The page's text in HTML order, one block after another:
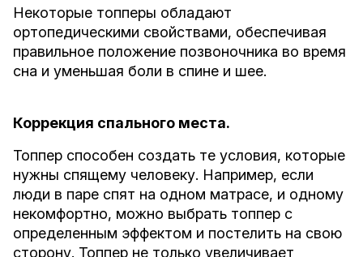
Некоторые топперы обладают
ортопедическими свойствами, обеспечивая
правильное положение позвоночника во время
сна и уменьшая боли в спине и шее.
Коррекция спального места.
Топпер способен создать те условия, которые
нужны спящему человеку. Например, если
люди в паре спят на одном матрасе, и одному
некомфортно, можно выбрать топпер с
определенным эффектом и постелить на свою
сторону. Топпер не только увеличивает